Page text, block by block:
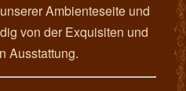
Ambienteseite und
von der Exquisiten und
Ausstattung.